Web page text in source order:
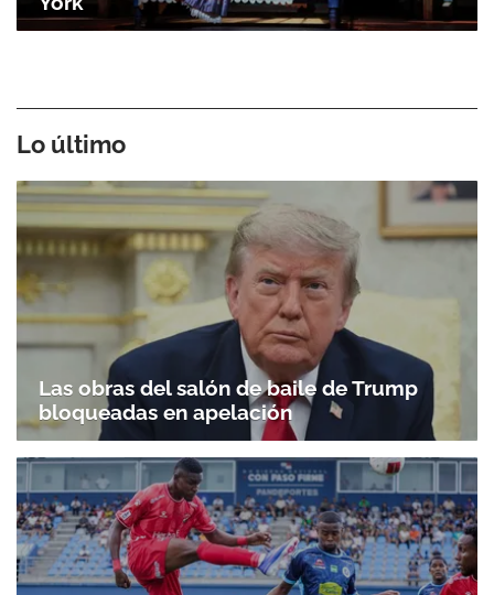
Lo último
Las obras del salón de baile de Trump
bloqueadas en apelación